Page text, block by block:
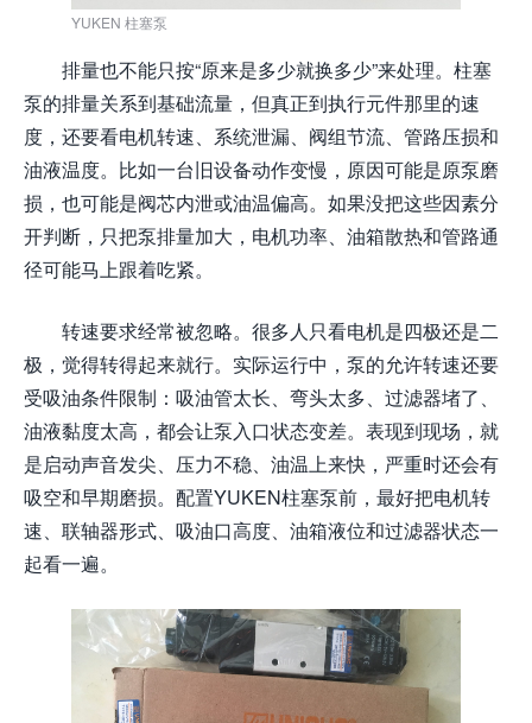
YUKEN 柱塞泵
排量也不能只按“原来是多少就换多少”来处理。柱塞
泵的排量关系到基础流量，但真正到执行元件那里的速
度，还要看电机转速、系统泄漏、阀组节流、管路压损和
油液温度。比如一台旧设备动作变慢，原因可能是原泵磨
损，也可能是阀芯内泄或油温偏高。如果没把这些因素分
开判断，只把泵排量加大，电机功率、油箱散热和管路通
径可能马上跟着吃紧。
转速要求经常被忽略。很多人只看电机是四极还是二
极，觉得转得起来就行。实际运行中，泵的允许转速还要
受吸油条件限制：吸油管太长、弯头太多、过滤器堵了、
油液黏度太高，都会让泵入口状态变差。表现到现场，就
是启动声音发尖、压力不稳、油温上来快，严重时还会有
吸空和早期磨损。配置YUKEN柱塞泵前，最好把电机转
速、联轴器形式、吸油口高度、油箱液位和过滤器状态一
起看一遍。